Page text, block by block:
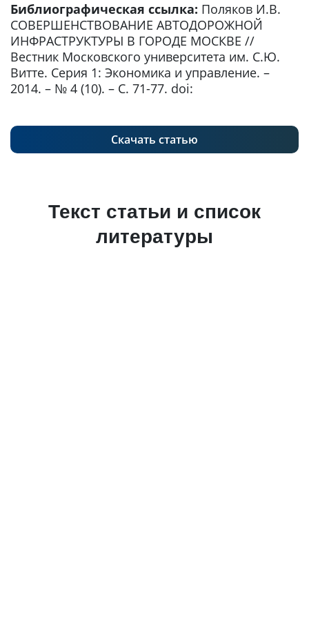
Библиографическая ссылка: Поляков И.В.
СОВЕРШЕНСТВОВАНИЕ АВТОДОРОЖНОЙ
ИНФРАСТРУКТУРЫ В ГОРОДЕ МОСКВЕ //
Вестник Московского университета им. С.Ю.
Витте. Серия 1: Экономика и управление. –
2014. – № 4 (10). – С. 71-77. doi:
Скачать статью
Текст статьи и список
литературы